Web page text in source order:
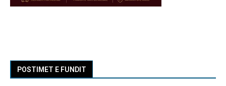
POSTIMET E FUNDIT